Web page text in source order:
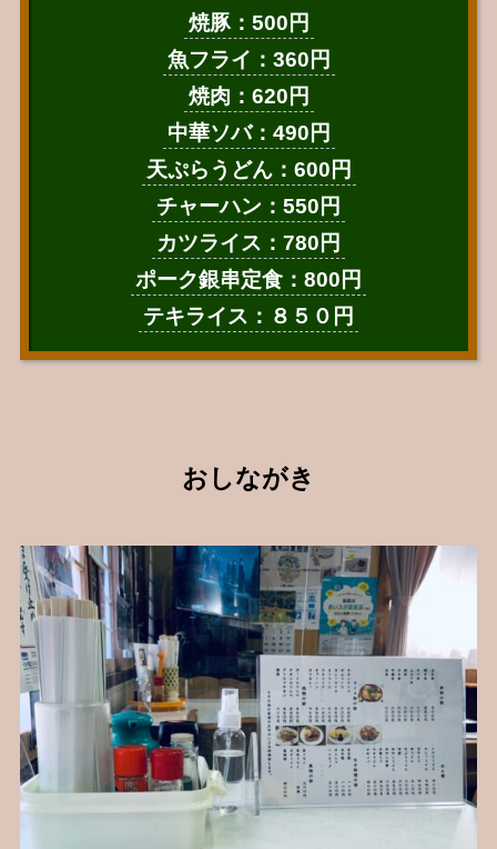
焼豚：500円
魚フライ：360円
焼肉：620円
中華ソバ：490円
天ぷらうどん：600円
チャーハン：550円
カツライス：780円
ポーク銀串定食：800円
テキライス：８５０円
おしながき